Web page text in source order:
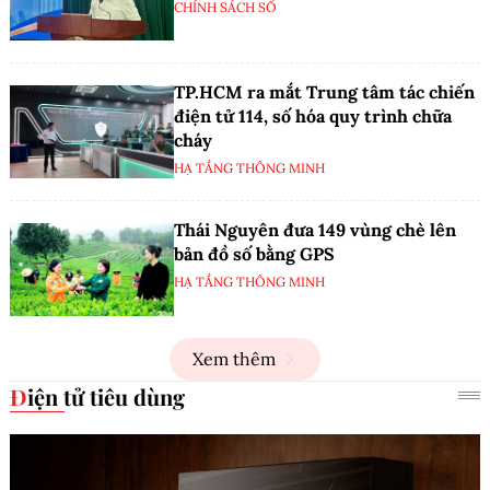
CHÍNH SÁCH SỐ
TP.HCM ra mắt Trung tâm tác chiến
điện tử 114, số hóa quy trình chữa
cháy
HẠ TẦNG THÔNG MINH
Thái Nguyên đưa 149 vùng chè lên
bản đồ số bằng GPS
HẠ TẦNG THÔNG MINH
Xem thêm
Điện tử tiêu dùng